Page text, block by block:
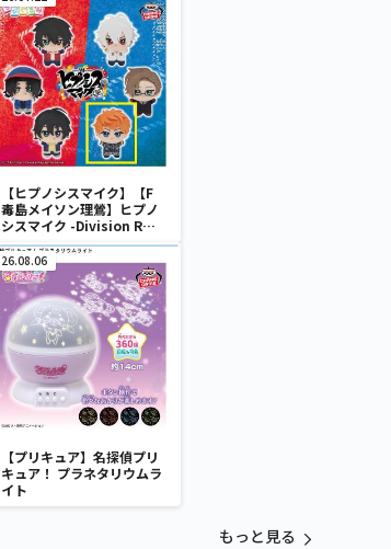
【ヒプノシスマイク】【F
毒島メイソン理鶯】ヒプノ
シスマイク -Division Rap
Battle- ちびぐるみvol.1
26.08.06
【プリキュア】名探偵プリ
キュア！ プラネタリウムラ
イト
もっと見る